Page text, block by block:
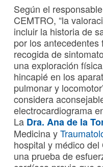
Según el
CEMTRO, “la
incluir la historia de
por los
recogida de
una exploración
hincapié en los
pulmonar y
considera
electrocardiograma
La Dra. Ana de la
Medicina y
hospital y médico
una prueba de